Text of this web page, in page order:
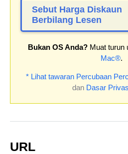
Sebut Harga Diskaun
Berbilang Lesen
Bukan OS Anda?Muat turun
Mac®.
* Lihat tawaran Percubaan
dan Dasar
URL